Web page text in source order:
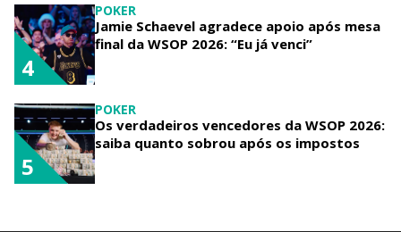
POKER
Jamie Schaevel agradece apoio após mesa
final da WSOP 2026: “Eu já venci”
4
POKER
Os verdadeiros vencedores da WSOP 2026:
saiba quanto sobrou após os impostos
5